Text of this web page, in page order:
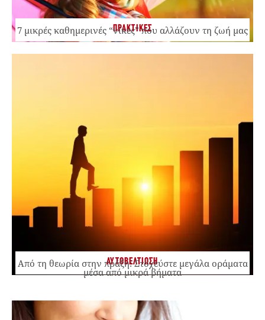
ΠΡΑΚΤΙΚΕΣ
7 μικρές καθημερινές “νίκες” που αλλάζουν τη ζωή μας
ΑΥΤΟΒΕΛΤΙΩΣΗ
Από τη θεωρία στην πράξη: Στοχεύστε μεγάλα οράματα
μέσα από μικρά βήματα